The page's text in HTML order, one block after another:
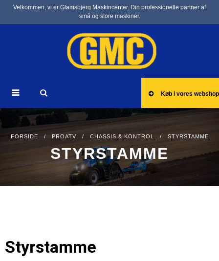
Velkommen, vi er Glamsbjerg Maskincenter. Din professionelle partner af
små og store maskiner.
Køb i vores webshop
FORSIDE / PROATV/ CHASSIS & KONTROL / STYRSTAMME
STYRSTAMME
Styrstamme